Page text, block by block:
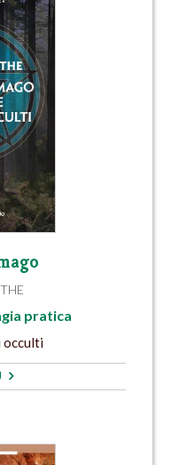
pratica
occulti